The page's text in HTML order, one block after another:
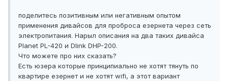
поделитесь позитивным или негативным опытом
применения дивайсов для проброса езернета через сеть
электропитания. Нарыл описания на два таких дивайса
Planet PL-420 и Dlink DHP-200.
Что можете про них сказать?
Есть юзера которые принципиально не хотят тянуть по
квартире езернет и не хотят wifi, а этот вариант